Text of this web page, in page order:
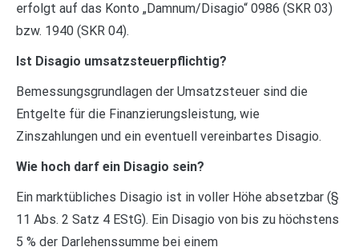
erfolgt auf das Konto „Damnum/Disagio“ 0986 (SKR 03)
bzw. 1940 (SKR 04).
Ist Disagio umsatzsteuerpflichtig?
Bemessungsgrundlagen der Umsatzsteuer sind die
Entgelte für die Finanzierungsleistung, wie
Zinszahlungen und ein eventuell vereinbartes Disagio.
Wie hoch darf ein Disagio sein?
Ein marktübliches Disagio ist in voller Höhe absetzbar (§
11 Abs. 2 Satz 4 EStG). Ein Disagio von bis zu höchstens
5 % der Darlehenssumme bei einem